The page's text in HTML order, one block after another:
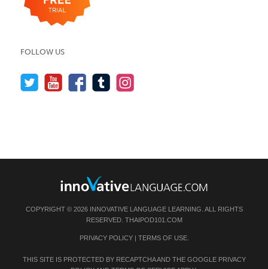
FOLLOW US
COPYRIGHT © 2026 INNOVATIVE LANGUAGE LEARNING. ALL RIGHTS
RESERVED. THAIPOD101.COM
PRIVACY POLICY| TERMS OF USE.
THIS SITE IS PROTECTED BY RECAPTCHA AND THE GOOGLE PRIVACY